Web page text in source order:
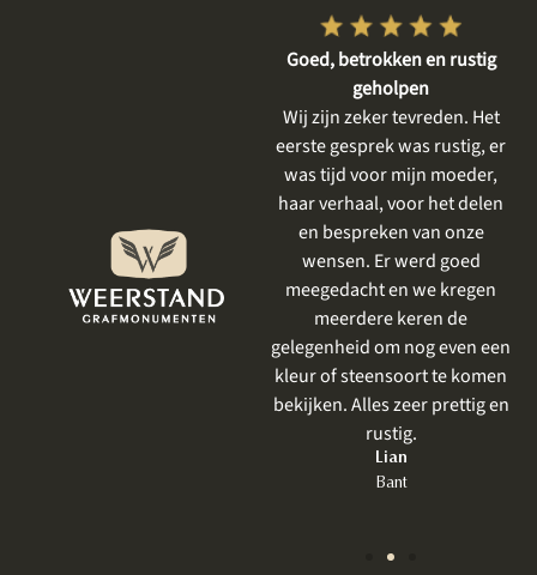
eerste gesprek was rustig, er
haar verhaal, voor het delen
en bespreken van onze
wensen. Er werd goed
meegedacht en we kregen
meerdere keren de
gelegenheid om nog even een
kleur of steensoort te komen
bekijken. Alles zeer prettig en
Super tevreden
Wij zijn heel fijn geholpen
hebben een prachtige
voor onze moeder
uitgekozen. We zijn goed
de hoogte gehouden en het
eindresultaat was prachtig.
Alinda
Apeldoorn